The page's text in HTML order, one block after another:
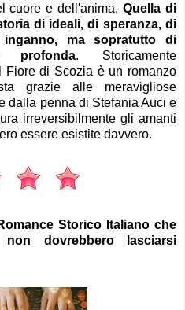
cuore e dell'anima.Quella di
di ideali, di speranza, di
ma sopratutto di
. Storicamente
Fiore di Scozia è un romanzo
grazie alle meravigliose
dalla penna di Stefania Auci e
irreversibilmente gli amanti
essere esistite davvero.
Storico Italiano che
dovrebbero lasciarsi